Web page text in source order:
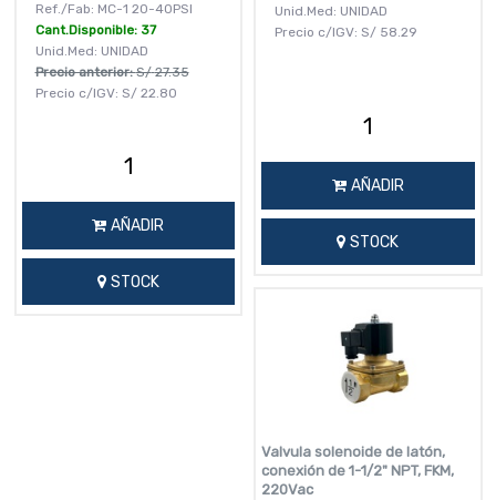
Ref./Fab: MC-1 20-40PSI
Cant.Disponible: 37
Unid.Med: UNIDAD
Precio anterior:S/ 27.35
Precio c/IGV: S/ 22.80
AÑADIR
STOCK
Unid.Med: UNIDAD
Precio c/IGV: S/ 58.29
AÑADIR
STOCK
Valvula solenoide de latón,
conexión de 1-1/2" NPT, FKM,
220Vac